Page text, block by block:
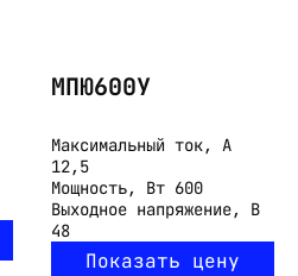
МПЮ600У
Максимальный ток, А
12,5
Мощность, Вт 600
Выходное напряжение, В
48
Показать цену